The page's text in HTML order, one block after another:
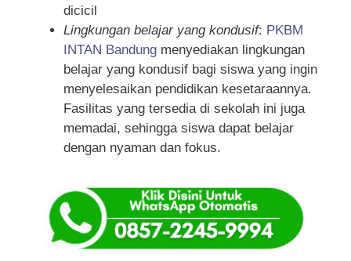
dicicil
Lingkungan belajar yang kondusif: PKBM
INTAN Bandung menyediakan lingkungan
belajar yang kondusif bagi siswa yang ingin
menyelesaikan pendidikan kesetaraannya.
Fasilitas yang tersedia di sekolah ini juga
memadai, sehingga siswa dapat belajar
dengan nyaman dan fokus.